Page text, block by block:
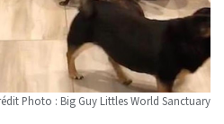
Photo : Big Guy Littles World Sanctuary